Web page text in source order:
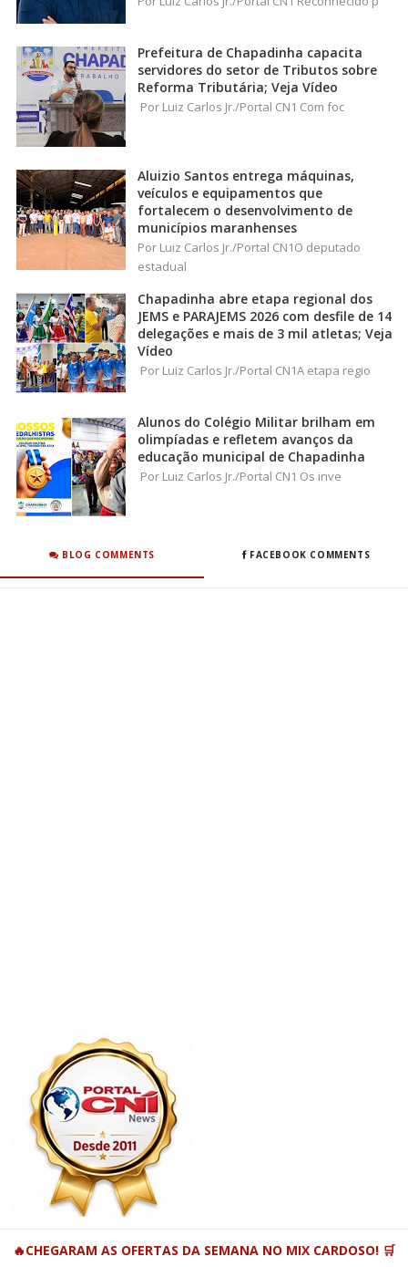
Prefeitura de Chapadinha capacita
servidores do setor de Tributos sobre
Reforma Tributária; Veja Vídeo
Por Luiz Carlos Jr./Portal CN1 Com foc
Aluizio Santos entrega máquinas,
veículos e equipamentos que
fortalecem o desenvolvimento de
municípios maranhenses
Por Luiz Carlos Jr./Portal CN1O deputado
estadual
Chapadinha abre etapa regional dos
JEMS e PARAJEMS 2026 com desfile de 14
delegações e mais de 3 mil atletas; Veja
Vídeo
Por Luiz Carlos Jr./Portal CN1A etapa regio
Alunos do Colégio Militar brilham em
olimpíadas e refletem avanços da
educação municipal de Chapadinha
Por Luiz Carlos Jr./Portal CN1 Os inve
BLOG COMMENTS FACEBOOK COMMENTS
🔥CHEGARAM AS OFERTAS DA SEMANA NO MIX CARDOSO! 🛒